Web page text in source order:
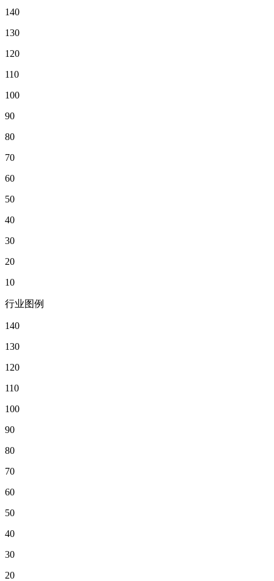
140
130
120
110
100
90
80
70
60
50
40
30
20
10
行业图例
140
130
120
110
100
90
80
70
60
50
40
30
20